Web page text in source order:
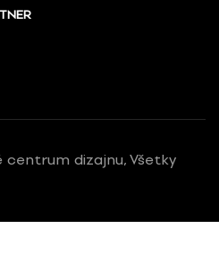
centrum dizajnu, Všetky